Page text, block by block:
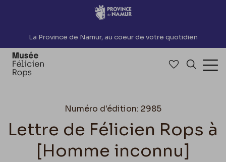
Accèder directement au contenu
La Province de Namur, au coeur de votre quotidien
Accéder à
Numéro d'édition: 2985
Lettre de Félicien Rops à
[Homme inconnu]